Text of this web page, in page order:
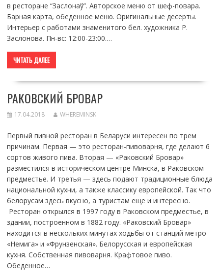
в ресторане “Заслонаў”. Авторское меню от шеф-повара.
Барная карта, обеденное меню. Оригинальные десерты.
Интерьер с работами знаменитого бел. художника Р.
Заслонова. Пн-вс: 12:00-23:00.…
ЧИТАТЬ ДАЛЕЕ
РАКОВСКИЙ БРОВАР
17.04.2018 WHEREMINSK
Первый пивной ресторан в Беларуси интересен по трем
причинам. Первая — это ресторан-пивоварня, где делают 6
сортов живого пива. Вторая — «Раковский Бровар»
разместился в историческом центре Минска, в Раковском
предместье. И третья — здесь подают традиционные блюда
национальной кухни, а также классику европейской. Так что
белорусам здесь вкусно, а туристам еще и интересно.
Ресторан открылся в 1997 году в Раковском предместье, в
здании, построенном в 1882 году. «Раковский Бровар»
находится в нескольких минутах ходьбы от станций метро
«Немига» и «Фрунзенская». Белорусская и европейская
кухня. Собственная пивоварня. Крафтовое пиво.
Обеденное…